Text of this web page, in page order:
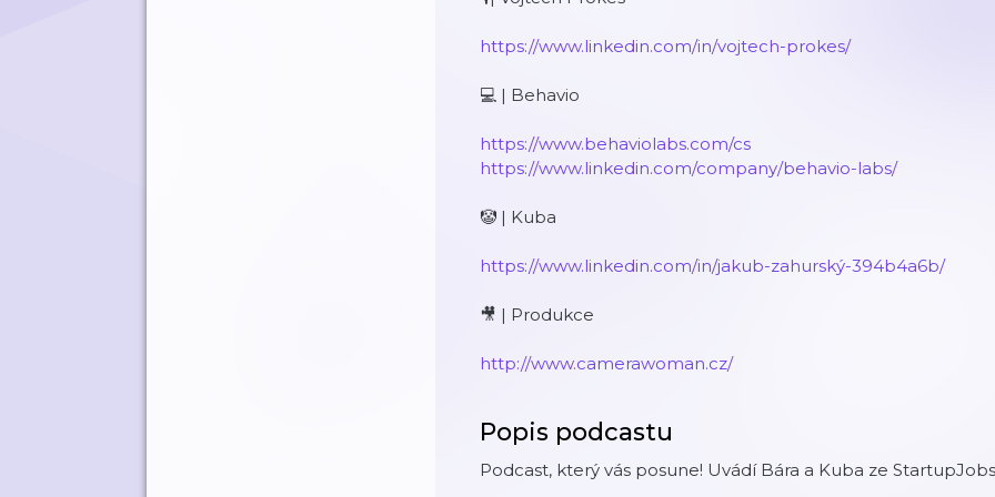
https://www.linkedin.com/in/vojtech-prokes/
💻 | Behavio
https://www.behaviolabs.com/cs
https://www.linkedin.com/company/behavio-labs/
🤡 | Kuba
https://www.linkedin.com/in/jakub-zahurský-394b4a6b/
🎥 | Produkce
http://www.camerawoman.cz/
Popis podcastu
Podcast, který vás posune! Uvádí Bára a Kuba ze